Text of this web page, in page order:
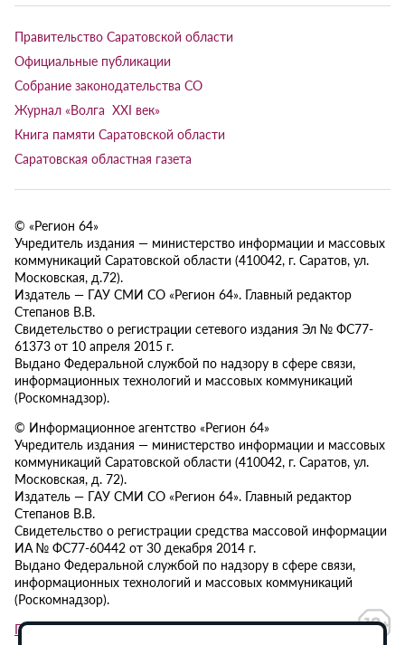
Правительство Саратовской области
Официальные публикации
Собрание законодательства СО
Журнал «Волга XXI век»
Книга памяти Саратовской области
Саратовская областная газета
© «Регион 64»
Учредитель издания — министерство информации и массовых
коммуникаций Саратовской области (410042, г. Саратов, ул.
Московская, д.72).
Издатель — ГАУ СМИ СО «Регион 64». Главный редактор
Степанов В.В.
Свидетельство о регистрации сетевого издания Эл № ФС77-
61373 от 10 апреля 2015 г.
Выдано Федеральной службой по надзору в сфере связи,
информационных технологий и массовых коммуникаций
(Роскомнадзор).
© Информационное агентство «Регион 64»
Учредитель издания — министерство информации и массовых
коммуникаций Саратовской области (410042, г. Саратов, ул.
Московская, д. 72).
Издатель — ГАУ СМИ СО «Регион 64». Главный редактор
Степанов В.В.
Свидетельство о регистрации средства массовой информации
ИА № ФС77-60442 от 30 декабря 2014 г.
Выдано Федеральной службой по надзору в сфере связи,
информационных технологий и массовых коммуникаций
(Роскомнадзор).
Политика в отношении обработки персональных данных